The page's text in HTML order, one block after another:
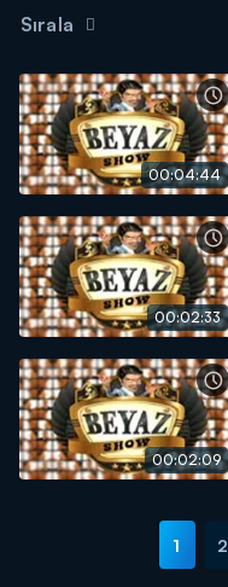
Sırala
00:04:44
00:02:33
00:02:09
1 2